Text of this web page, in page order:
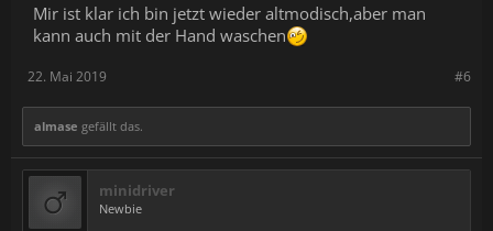
Mir ist klar ich bin jetzt wieder altmodisch,aber man
kann auch mit der Hand waschen
#6
22. Mai 2019
almase gefällt das.
minidriver
Newbie